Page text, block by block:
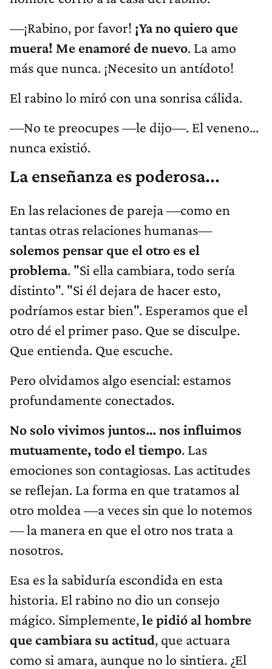
—¡Rabino, por favor! ¡Ya no quiero que
muera! Me enamoré de nuevo. La amo
más que nunca. ¡Necesito un antídoto!
El rabino lo miró con una sonrisa cálida.
—No te preocupes —le dijo—. El veneno…
nunca existió.
La enseñanza es poderosa...
En las relaciones de pareja —como en
tantas otras relaciones humanas—
solemos pensar que el otro es el
problema. "Si ella cambiara, todo sería
distinto". "Si él dejara de hacer esto,
podríamos estar bien". Esperamos que el
otro dé el primer paso. Que se disculpe.
Que entienda. Que escuche.
Pero olvidamos algo esencial: estamos
profundamente conectados.
No solo vivimos juntos… nos influimos
mutuamente, todo el tiempo. Las
emociones son contagiosas. Las actitudes
se reflejan. La forma en que tratamos al
otro moldea —a veces sin que lo notemos
— la manera en que el otro nos trata a
nosotros.
Esa es la sabiduría escondida en esta
historia. El rabino no dio un consejo
mágico. Simplemente,le pidió al hombre
que cambiara su actitud, que actuara
como si amara, aunque no lo sintiera. ¿El